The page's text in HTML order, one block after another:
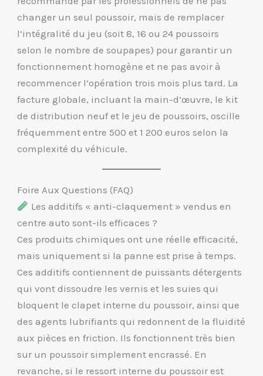
changer un seul poussoir, mais de remplacer
l’intégralité du jeu (soit 8, 16 ou 24 poussoirs
selon le nombre de soupapes) pour garantir un
fonctionnement homogène et ne pas avoir à
recommencer l’opération trois mois plus tard. La
facture globale, incluant la main-d’œuvre, le kit
de distribution neuf et le jeu de poussoirs, oscille
fréquemment entre 500 et 1 200 euros selon la
complexité du véhicule.
Foire Aux Questions (FAQ)
Les additifs « anti-claquement » vendus en
centre auto sont-ils efficaces ?
Ces produits chimiques ont une réelle efficacité,
mais uniquement si la panne est prise à temps.
Ces additifs contiennent de puissants détergents
qui vont dissoudre les vernis et les suies qui
bloquent le clapet interne du poussoir, ainsi que
des agents lubrifiants qui redonnent de la fluidité
aux pièces en friction. Ils fonctionnent très bien
sur un poussoir simplement encrassé. En
revanche, si le ressort interne du poussoir est